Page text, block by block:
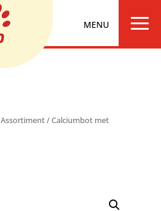
a
Assortiment/ Calciumbot met